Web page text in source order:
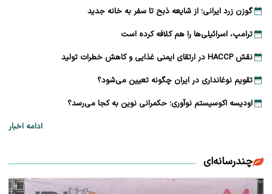
گوزن زرد ایرانی؛ از شایعه ذبح تا سفر به خانه جدید
ترامپ، اسرائیلی‌ها را هم کلافه کرده است
نقش HACCP در ارتقای ایمنی غذایی و کاهش خطرات تولید
تقویم نوغانداری در ایران چگونه تعیین می‌شود؟
اودیسه اکوسیستم نوآوری؛ حکمرانی نوین به کجا می‌رسد؟
ادامه اخبار
چندرسانه‌ای